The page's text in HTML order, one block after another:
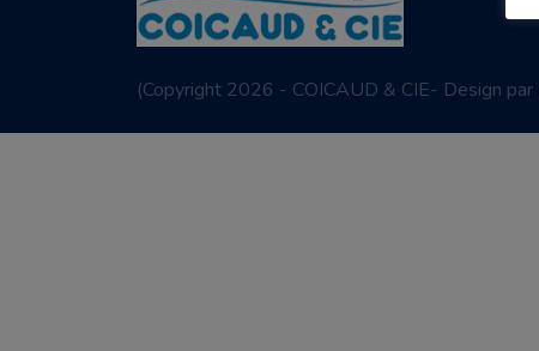
(Copyright 2026 - COICAUD & CIE- Design par